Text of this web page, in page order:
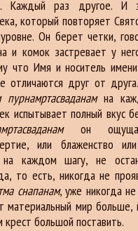
Каждый раз другое. И
который повторяет
Он берет четки,
и комок застревает у
что Имя и носитель
отличаются друг от
пурнамртасваданамна
испытывает полный вкус
он
или блаженство
каждом шагу, не
то есть, никогда не
снапанам, уже никогда
материальный мир больше,
крест большой поставить.